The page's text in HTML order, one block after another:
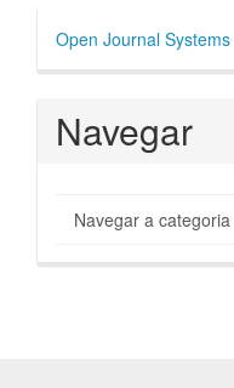
Desenvolvido
por
Open Journal Systems
Navegar
Navegar a categoria